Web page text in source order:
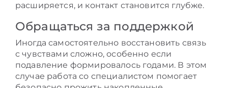
расширяется, и контакт становится глубже.
Обращаться за поддержкой
Иногда самостоятельно восстановить связь
с чувствами сложно, особенно если
подавление формировалось годами. В этом
случае работа со специалистом помогает